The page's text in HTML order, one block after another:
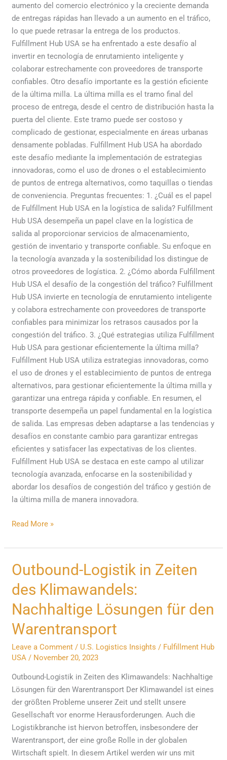
aumento del comercio electrónico y la creciente demanda
de entregas rápidas han llevado a un aumento en el tráfico,
lo que puede retrasar la entrega de los productos.
Fulfillment Hub USA se ha enfrentado a este desafío al
invertir en tecnología de enrutamiento inteligente y
colaborar estrechamente con proveedores de transporte
confiables. Otro desafío importante es la gestión eficiente
de la última milla. La última milla es el tramo final del
proceso de entrega, desde el centro de distribución hasta la
puerta del cliente. Este tramo puede ser costoso y
complicado de gestionar, especialmente en áreas urbanas
densamente pobladas. Fulfillment Hub USA ha abordado
este desafío mediante la implementación de estrategias
innovadoras, como el uso de drones o el establecimiento
de puntos de entrega alternativos, como taquillas o tiendas
de conveniencia. Preguntas frecuentes: 1. ¿Cuál es el papel
de Fulfillment Hub USA en la logística de salida? Fulfillment
Hub USA desempeña un papel clave en la logística de
salida al proporcionar servicios de almacenamiento,
gestión de inventario y transporte confiable. Su enfoque en
la tecnología avanzada y la sostenibilidad los distingue de
otros proveedores de logística. 2. ¿Cómo aborda Fulfillment
Hub USA el desafío de la congestión del tráfico? Fulfillment
Hub USA invierte en tecnología de enrutamiento inteligente
y colabora estrechamente con proveedores de transporte
confiables para minimizar los retrasos causados por la
congestión del tráfico. 3. ¿Qué estrategias utiliza Fulfillment
Hub USA para gestionar eficientemente la última milla?
Fulfillment Hub USA utiliza estrategias innovadoras, como
el uso de drones y el establecimiento de puntos de entrega
alternativos, para gestionar eficientemente la última milla y
garantizar una entrega rápida y confiable. En resumen, el
transporte desempeña un papel fundamental en la logística
de salida. Las empresas deben adaptarse a las tendencias y
desafíos en constante cambio para garantizar entregas
eficientes y satisfacer las expectativas de los clientes.
Fulfillment Hub USA se destaca en este campo al utilizar
tecnología avanzada, enfocarse en la sostenibilidad y
abordar los desafíos de congestión del tráfico y gestión de
la última milla de manera innovadora.
Read More »
Outbound-Logistik in Zeiten
des Klimawandels:
Nachhaltige Lösungen für den
Warentransport
Leave a Comment / U.S. Logistics Insights / Fulfillment Hub
USA / November 20, 2023
Outbound-Logistik in Zeiten des Klimawandels: Nachhaltige
Lösungen für den Warentransport Der Klimawandel ist eines
der größten Probleme unserer Zeit und stellt unsere
Gesellschaft vor enorme Herausforderungen. Auch die
Logistikbranche ist hiervon betroffen, insbesondere der
Warentransport, der eine große Rolle in der globalen
Wirtschaft spielt. In diesem Artikel werden wir uns mit
Outbound-
Logistik
in
Zeiten
des
Klimawandels:
Lösungen
den
Warentransport